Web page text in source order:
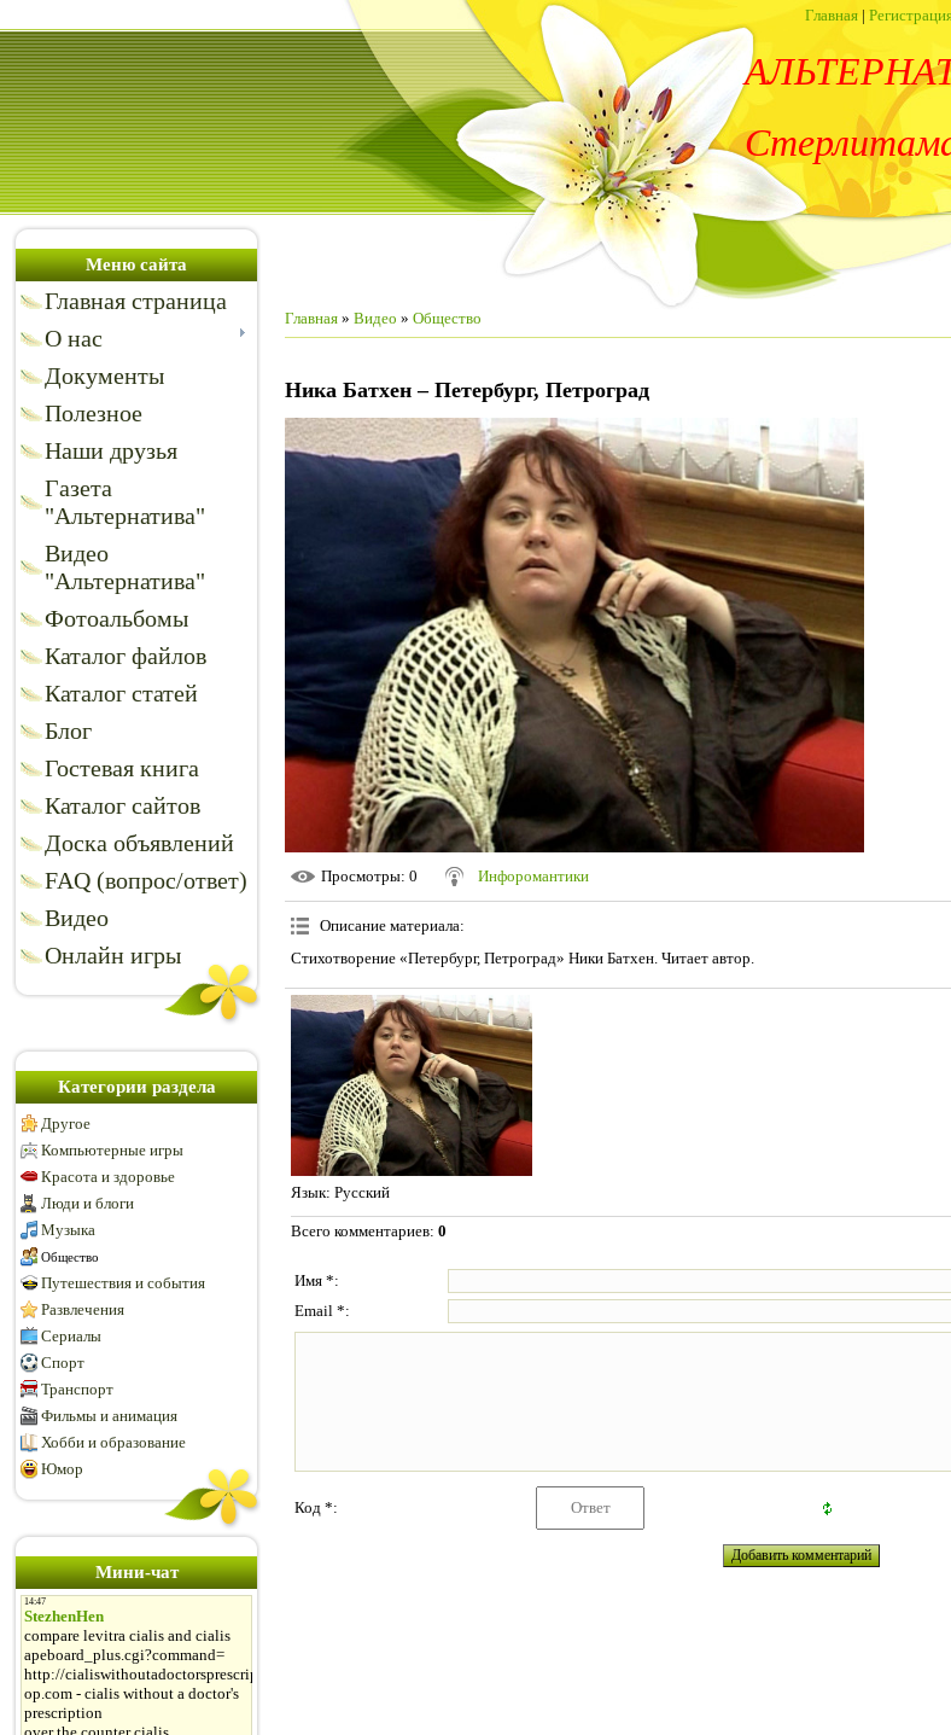
Главная |
Меню сайта
Главная страница
О нас
Документы
Полезное
Наши друзья
Газета
"Альтернатива"
Видео
"Альтернатива"
Фотоальбомы
Каталог файлов
Каталог статей
Блог
Гостевая книга
Каталог сайтов
Доска объявлений
FAQ (вопрос/ответ)
Видео
Онлайн игры
Категории раздела
Другое
Компьютерные игры
Красота и здоровье
Люди и блоги
Музыка
Общество
Путешествия и события
Развлечения
Сериалы
Спорт
Транспорт
Фильмы и анимация
Хобби и образование
Юмор
Мини-чат
Главная » Видео » Общество
Ника Батхен – Петербург, Петроград
Просмотры: 0 Инфоромантики
Описание материала:
Стихотворение «Петербург, Петроград» Ники Батхен. Читает автор.
Язык: Русский
Всего комментариев: 0
Имя *:
Email *:
Код *: